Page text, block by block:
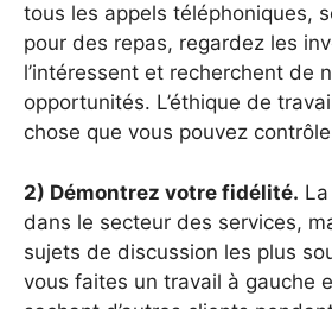
tous les appels téléphoniques,
pour des repas, regardez les
l’intéressent et recherchent de
opportunités. L’éthique de
chose que vous pouvez
2) Démontrez votre fidélité.
dans le secteur des services,
sujets de discussion les plus
vous faites un travail à gauche